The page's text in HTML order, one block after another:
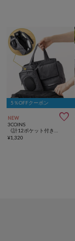
5％OFFクーポン
NEW 
3COINS
¥1,320